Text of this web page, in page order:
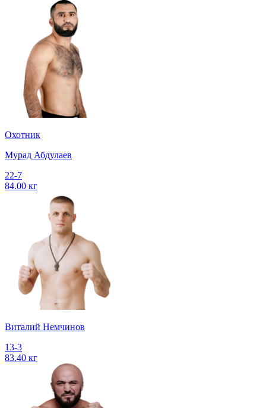
Охотник
Мурад Абдулаев
22-7
84.00 кг
Виталий Немчинов
13-3
83.40 кг